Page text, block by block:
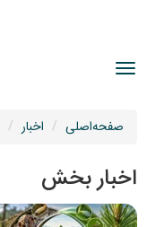
صفحه‌اصلی اخبار
اخبار بخش